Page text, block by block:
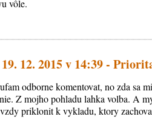
vôle.
12. 2015 v 14:39 -
odborne komentovat, no zda sa
Z mojho pohladu lahka volba. A
priklonit k vykladu, ktory